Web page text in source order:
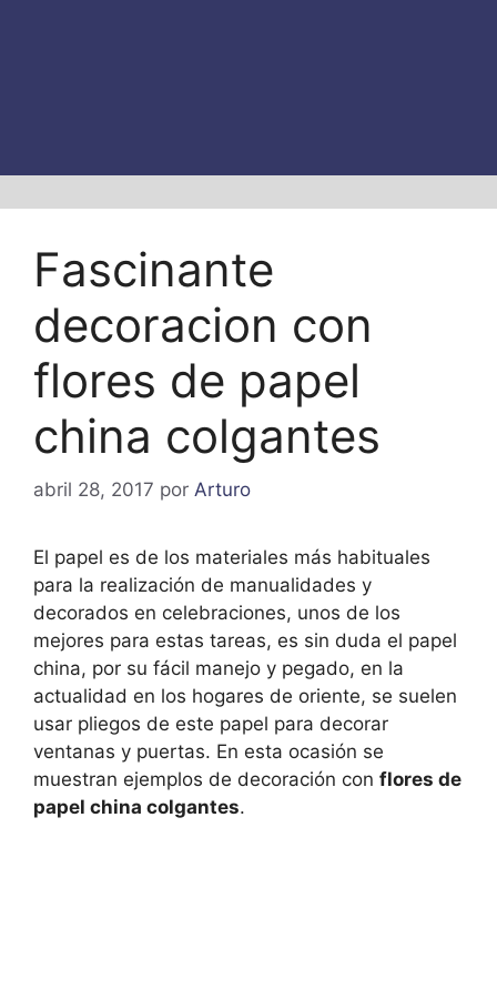
Fascinante
decoracion con
flores de papel
china colgantes
abril 28, 2017 por Arturo
El papel es de los materiales más habituales
para la realización de manualidades y
decorados en celebraciones, unos de los
mejores para estas tareas, es sin duda el papel
china, por su fácil manejo y pegado, en la
actualidad en los hogares de oriente, se suelen
usar pliegos de este papel para decorar
ventanas y puertas. En esta ocasión se
muestran ejemplos de decoración con flores de
papel china colgantes.